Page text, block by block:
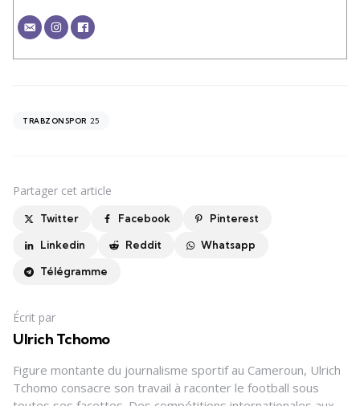
TRABZONSPOR 25
Partager cet article
Twitter Facebook Pinterest
Linkedin Reddit Whatsapp
Télégramme
Écrit par
Ulrich Tchomo
Figure montante du journalisme sportif au Cameroun, Ulrich
Tchomo consacre son travail à raconter le football sous